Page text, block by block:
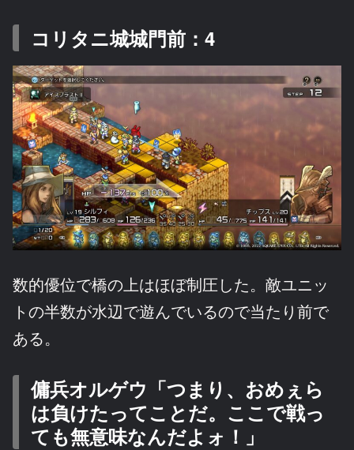
コリタニ城城門前：4
数的優位で橋の上はほぼ制圧した。敵ユニッ
トの半数が水辺で遊んでいるので当たり前で
ある。
傭兵オルゲウ「つまり、おめぇら
は負けたってことだ。ここで戦っ
ても無意味なんだよォ！」